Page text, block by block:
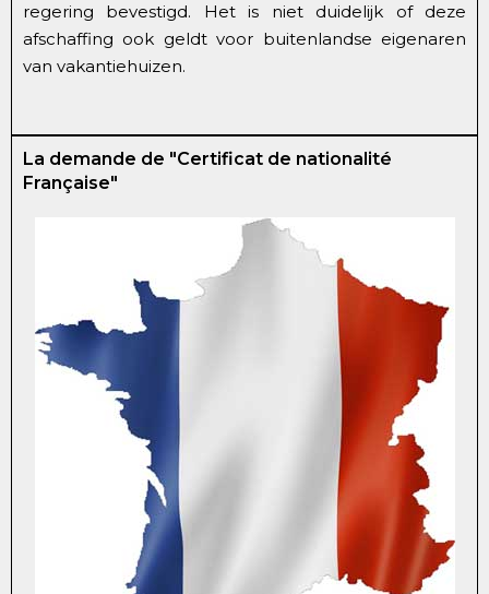
regering bevestigd. Het is niet duidelijk of deze
afschaffing ook geldt voor buitenlandse eigenaren
van vakantiehuizen.
La demande de "Certificat de nationalité
Française"